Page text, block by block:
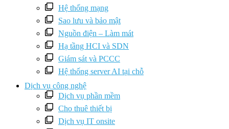
Hệ thống mạng
Sao lưu và bảo mật
Nguồn điện – Làm mát
Hạ tầng HCI và SDN
Giám sát và PCCC
Hệ thống server AI tại chỗ
Dịch vụ công nghệ
Dịch vụ phần mềm
Cho thuê thiết bị
Dịch vụ IT onsite